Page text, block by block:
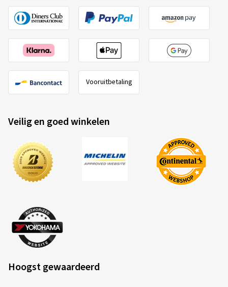
Vooruitbetaling